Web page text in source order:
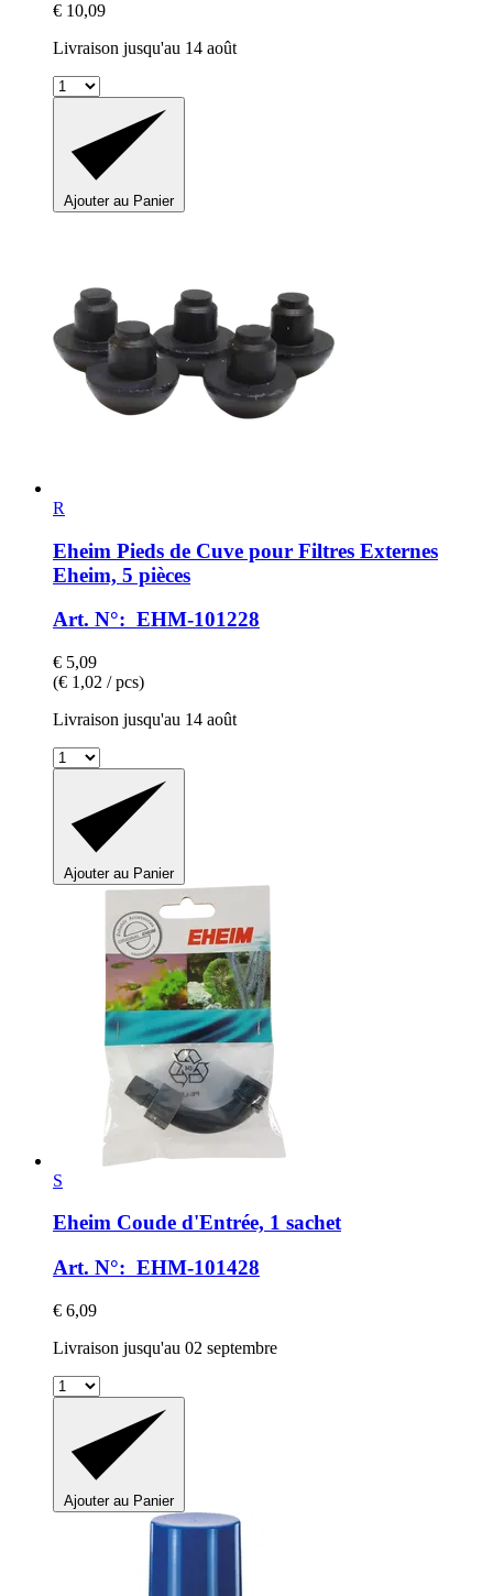
€ 10,09
Livraison jusqu'au 14 août
Ajouter au Panier
R
Eheim Pieds de Cuve pour Filtres Externes
Eheim, 5 pièces
Art. N°: EHM-101228
€ 5,09
(€ 1,02 / pcs)
Livraison jusqu'au 14 août
Ajouter au Panier
S
Eheim Coude d'Entrée, 1 sachet
Art. N°: EHM-101428
€ 6,09
Livraison jusqu'au 02 septembre
Ajouter au Panier